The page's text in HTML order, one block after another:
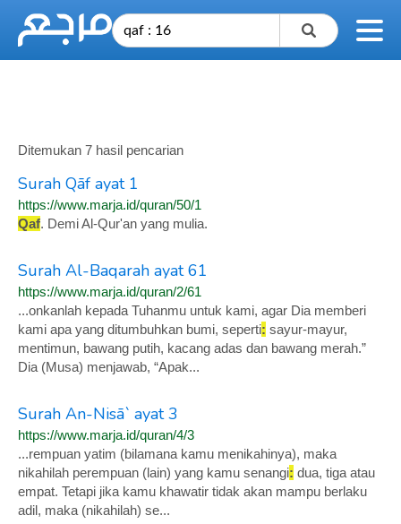
Ditemukan 7 hasil pencarian
Surah Qāf ayat 1
https://www.marja.id/quran/50/1
Qaf. Demi Al-Qur'an yang mulia.
Surah Al-Baqarah ayat 61
https://www.marja.id/quran/2/61
...onkanlah kepada Tuhanmu untuk kami, agar Dia memberi
kami apa yang ditumbuhkan bumi, seperti: sayur-mayur,
mentimun, bawang putih, kacang adas dan bawang merah.”
Dia (Musa) menjawab, “Apak...
Surah An-Nisā` ayat 3
https://www.marja.id/quran/4/3
...rempuan yatim (bilamana kamu menikahinya), maka
nikahilah perempuan (lain) yang kamu senangi: dua, tiga atau
empat. Tetapi jika kamu khawatir tidak akan mampu berlaku
adil, maka (nikahilah) se...